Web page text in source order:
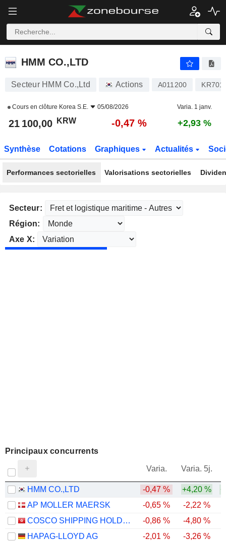
HMM CO.,LTD
HMM CO.,LTD
Secteur HMM Co.,Ltd Actions A011200
Cours en clôture Korea S.E. 05/08/2026 Varia. 1 janv.
21 100,00 KRW -0,47 % +2,93 %
Synthèse Cotations Graphiques Actualités
Performances sectorielles Valorisations sectorielles
Secteur:
Région:
Axe X:
Principaux concurrents
Varia. Varia. 5j.
HMM CO.,LTD
-0,47 % +4,20 %
AP MOLLER MAERSK
-0,65 % -2,22 %
COSCO SHIPPING HOLDINGS CO., LTD.
-0,86 % -4,80 %
HAPAG-LLOYD AG
-2,01 % -3,26 %